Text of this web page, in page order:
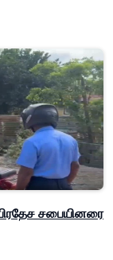
சபையினரை